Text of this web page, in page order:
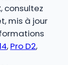
, consultez
mis à jour
, Pro D2,